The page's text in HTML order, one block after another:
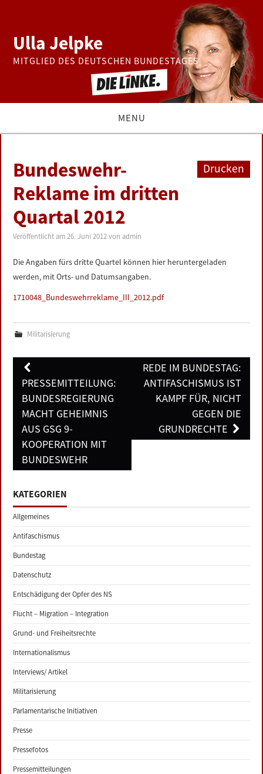
Ulla Jelpke
MITGLIED DES DEUTSCHEN BUNDESTAGES
MENU
BUNDESTAG
PRESSE
ZUR PERSON
LINKS
IMPRESSUM
Drucken
Bundeswehr-
Reklame im dritten
Quartal 2012
Veröffentlicht am26. Juni 2012 vonadmin
Die Angaben fürs dritte Quartel können hier heruntergeladen
werden, mit Orts- und Datumsangaben.
1710048_Bundeswehrreklame_III_2012.pdf
Militarisierung
Post
navigation
PRESSEMITTEILUNG:
BUNDESREGIERUNG
MACHT GEHEIMNIS
AUS GSG 9-
KOOPERATION MIT
BUNDESWEHR
REDE IM BUNDESTAG:
ANTIFASCHISMUS IST
KAMPF FÜR, NICHT
GEGEN DIE
GRUNDRECHTE
KATEGORIEN
Allgemeines
Antifaschismus
Bundestag
Datenschutz
Entschädigung der Opfer des NS
Flucht – Migration – Integration
Grund- und Freiheitsrechte
Internationalismus
Interviews/ Artikel
Militarisierung
Parlamentarische Initiativen
Presse
Pressefotos
Pressemitteilungen